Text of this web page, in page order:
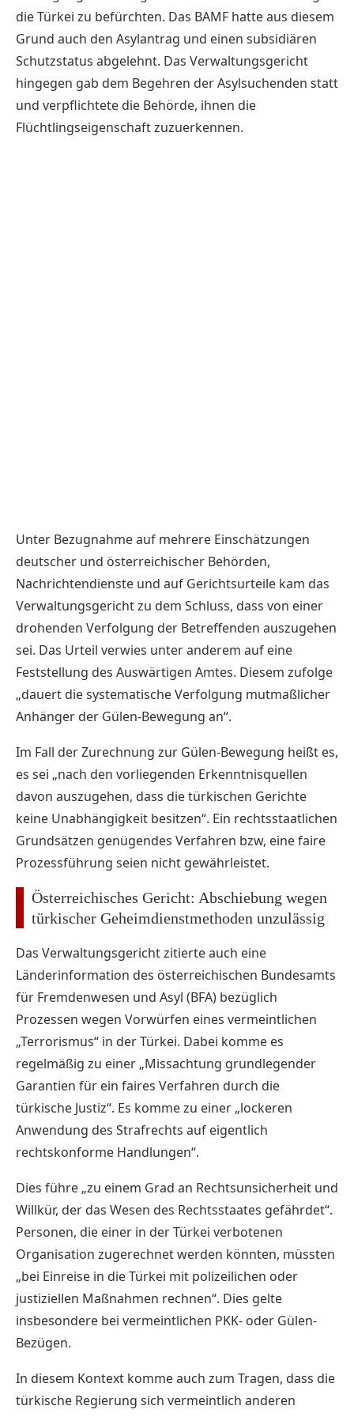
die Türkei zu befürchten. Das BAMF hatte aus diesem
Grund auch den Asylantrag und einen subsidiären
Schutzstatus abgelehnt. Das Verwaltungsgericht
hingegen gab dem Begehren der Asylsuchenden statt
und verpflichtete die Behörde, ihnen die
Flüchtlingseigenschaft zuzuerkennen.
Unter Bezugnahme auf mehrere Einschätzungen
deutscher und österreichischer Behörden,
Nachrichtendienste und auf Gerichtsurteile kam das
Verwaltungsgericht zu dem Schluss, dass von einer
drohenden Verfolgung der Betreffenden auszugehen
sei. Das Urteil verwies unter anderem auf eine
Feststellung des Auswärtigen Amtes. Diesem zufolge
„dauert die systematische Verfolgung mutmaßlicher
Anhänger der Gülen-Bewegung an“.
Im Fall der Zurechnung zur Gülen-Bewegung heißt es,
es sei „nach den vorliegenden Erkenntnisquellen
davon auszugehen, dass die türkischen Gerichte
keine Unabhängigkeit besitzen“. Ein rechtsstaatlichen
Grundsätzen genügendes Verfahren bzw, eine faire
Prozessführung seien nicht gewährleistet.
Österreichisches Gericht: Abschiebung wegen
türkischer Geheimdienstmethoden unzulässig
Das Verwaltungsgericht zitierte auch eine
Länderinformation des österreichischen Bundesamts
für Fremdenwesen und Asyl (BFA) bezüglich
Prozessen wegen Vorwürfen eines vermeintlichen
„Terrorismus“ in der Türkei. Dabei komme es
regelmäßig zu einer „Missachtung grundlegender
Garantien für ein faires Verfahren durch die
türkische Justiz“. Es komme zu einer „lockeren
Anwendung des Strafrechts auf eigentlich
rechtskonforme Handlungen“.
Dies führe „zu einem Grad an Rechtsunsicherheit und
Willkür, der das Wesen des Rechtsstaates gefährdet“.
Personen, die einer in der Türkei verbotenen
Organisation zugerechnet werden könnten, müssten
„bei Einreise in die Türkei mit polizeilichen oder
justiziellen Maßnahmen rechnen“. Dies gelte
insbesondere bei vermeintlichen PKK- oder Gülen-
Bezügen.
In diesem Kontext komme auch zum Tragen, dass die
türkische Regierung sich vermeintlich anderen